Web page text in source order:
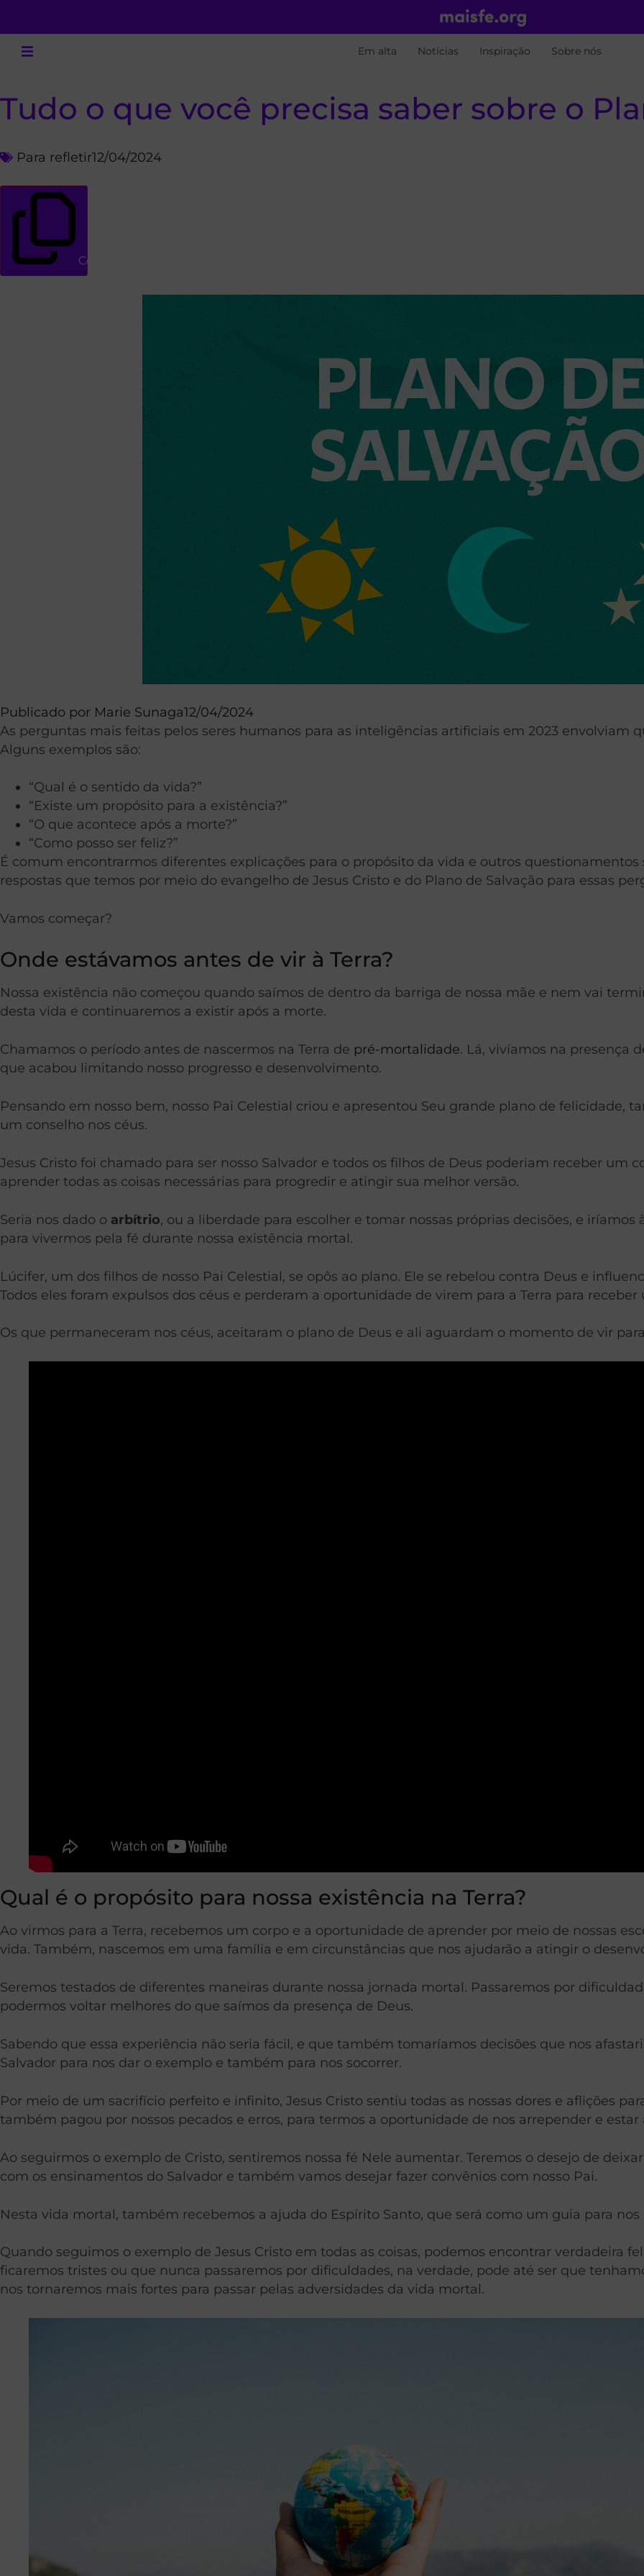
Em alta Notícias Inspiração Sobre nós
Tudo o que você precisa saber sobre o
Para refletir12/04/2024
Copiar link
Publicado por Marie Sunaga12/04/2024
As perguntas mais feitas pelos seres humanos para as inteligências artificiais em 2023 envolviam
Alguns exemplos são:
“Qual é o sentido da vida?”
“Existe um propósito para a existência?”
“O que acontece após a morte?”
“Como posso ser feliz?”
É comum encontrarmos diferentes explicações para o propósito da vida e outros questionamentos
respostas que temos por meio do evangelho de Jesus Cristo e do Plano de Salvação para essas
Vamos começar?
Onde estávamos antes de vir à Terra?
Nossa existência não começou quando saímos de dentro da barriga de nossa mãe e nem vai
desta vida e continuaremos a existir após a morte.
Chamamos o período antes de nascermos na Terra de pré-mortalidade. Lá, vivíamos na presença
que acabou limitando nosso progresso e desenvolvimento.
Pensando em nosso bem, nosso Pai Celestial criou e apresentou Seu grande plano de felicidade,
um conselho nos céus.
Jesus Cristo foi chamado para ser nosso Salvador e todos os filhos de Deus poderiam receber um
aprender todas as coisas necessárias para progredir e atingir sua melhor versão.
Seria nos dado o arbítrio, ou a liberdade para escolher e tomar nossas próprias decisões, e
para vivermos pela fé durante nossa existência mortal.
Lúcifer, um dos filhos de nosso Pai Celestial, se opôs ao plano. Ele se rebelou contra Deus e
Todos eles foram expulsos dos céus e perderam a oportunidade de virem para a Terra para receber
Os que permaneceram nos céus, aceitaram o plano de Deus e ali aguardam o momento de vir para
Qual é o propósito para nossa existência na Terra?
Ao virmos para a Terra, recebemos um corpo e a oportunidade de aprender por meio de nossas
vida. Também, nascemos em uma família e em circunstâncias que nos ajudarão a atingir o
Seremos testados de diferentes maneiras durante nossa jornada mortal. Passaremos por
podermos voltar melhores do que saímos da presença de Deus.
Sabendo que essa experiência não seria fácil, e que também tomaríamos decisões que nos
Salvador para nos dar o exemplo e também para nos socorrer.
Por meio de um sacrifício perfeito e infinito, Jesus Cristo sentiu todas as nossas dores e aflições
também pagou por nossos pecados e erros, para termos a oportunidade de nos arrepender e
Ao seguirmos o exemplo de Cristo, sentiremos nossa fé Nele aumentar. Teremos o desejo de
com os ensinamentos do Salvador e também vamos desejar fazer convênios com nosso Pai.
Nesta vida mortal, também recebemos a ajuda do Espírito Santo, que será como um guia para
Quando seguimos o exemplo de Jesus Cristo em todas as coisas, podemos encontrar verdadeira
ficaremos tristes ou que nunca passaremos por dificuldades, na verdade, pode até ser que
nos tornaremos mais fortes para passar pelas adversidades da vida mortal.